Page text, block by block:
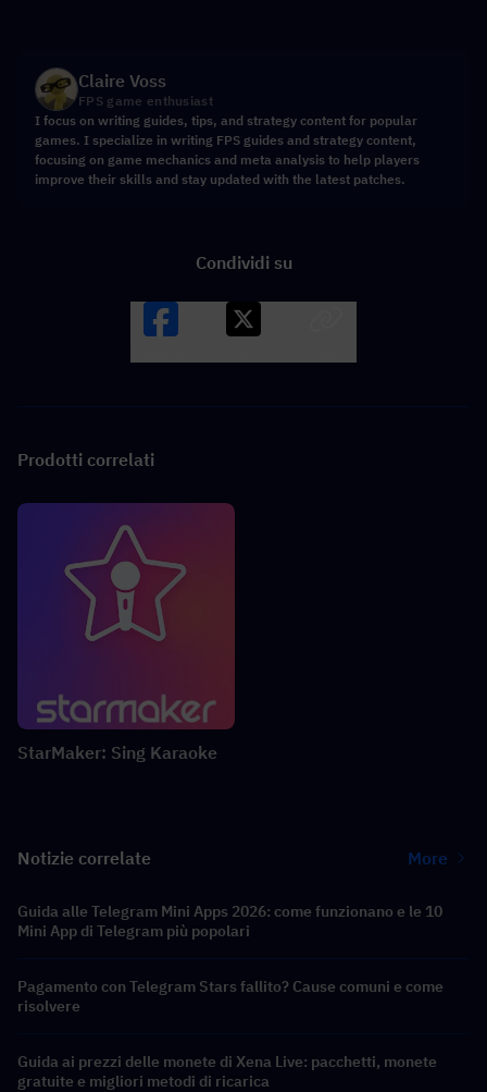
Claire Voss
FPS game enthusiast
I focus on writing guides, tips, and strategy content for popular
games. I specialize in writing FPS guides and strategy content,
focusing on game mechanics and meta analysis to help players
improve their skills and stay updated with the latest patches.
Condividi su
Prodotti correlati
StarMaker: Sing Karaoke
Notizie correlate More
Guida alle Telegram Mini Apps 2026: come funzionano e le 10
Mini App di Telegram più popolari
Pagamento con Telegram Stars fallito? Cause comuni e come
risolvere
Guida ai prezzi delle monete di Xena Live: pacchetti, monete
gratuite e migliori metodi di ricarica